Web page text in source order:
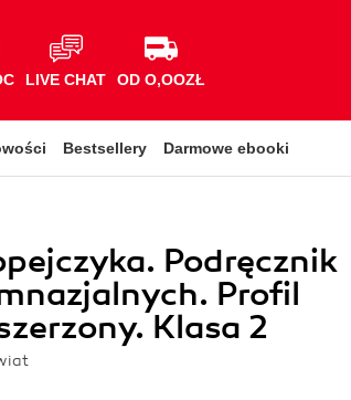
LIVE CHAT OD O,OOZŁ
Bestsellery Darmowe ebooki
Podręcznik
Profil
Klasa 2